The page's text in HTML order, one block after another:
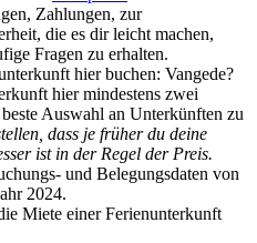
Zahlungen, zur
die es dir leicht machen,
Fragen zu erhalten.
hier buchen: Vangede?
hier mindestens zwei
Auswahl an Unterkünften zu
dass je früher du deine
ist in der Regel der Preis.
und Belegungsdaten von
2024.
Miete einer Ferienunterkunft